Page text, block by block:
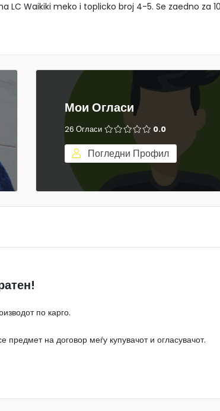
Waikiki meko i toplicko broj 4-5. Se zaedno za
Мои Огласи
26 Огласи 0.0
Погледни Профил
по карго.
на договор меѓу купувачот и огласувачот.